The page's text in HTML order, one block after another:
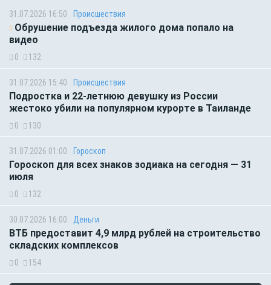
31.07.2026 16:50 Происшествия
Обрушение подъезда жилого дома попало на
видео
0 132
31.07.2026 15:40 Происшествия
Подростка и 22-летнюю девушку из России
жестоко убили на популярном курорте в Таиланде
0 130
31.07.2026 01:00 Гороскоп
Гороскоп для всех знаков зодиака на сегодня — 31
июля
0 132
30.07.2026 16:00 Деньги
ВТБ предоставит 4,9 млрд рублей на строительство
складских комплексов
0 154